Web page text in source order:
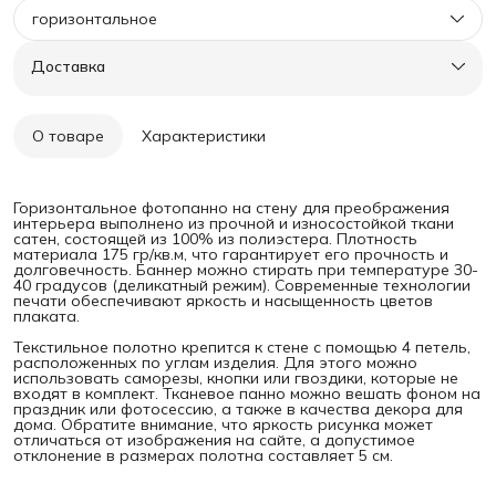
горизонтальное
Доставка
О товаре Характеристики
Горизонтальное фотопанно на стену для преображения
интерьера выполнено из прочной и износостойкой ткани
сатен, состоящей из 100% из полиэстера. Плотность
материала 175 гр/кв.м, что гарантирует его прочность и
долговечность. Баннер можно стирать при температуре 30-
40 градусов (деликатный режим). Современные технологии
печати обеспечивают яркость и насыщенность цветов
плаката.
Текстильное полотно крепится к стене с помощью 4 петель,
расположенных по углам изделия. Для этого можно
использовать саморезы, кнопки или гвоздики, которые не
входят в комплект. Тканевое панно можно вешать фоном на
праздник или фотосессию, а также в качества декора для
дома. Обратите внимание, что яркость рисунка может
отличаться от изображения на сайте, а допустимое
отклонение в размерах полотна составляет 5 см.